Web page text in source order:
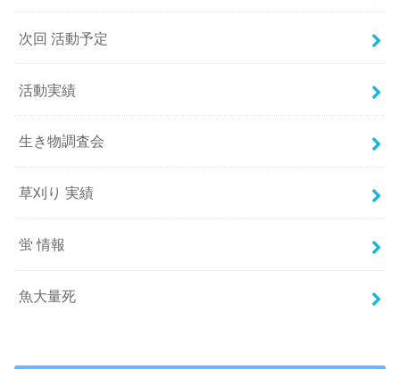
次回 活動予定
活動実績
生き物調査会
草刈り 実績
蛍 情報
魚大量死